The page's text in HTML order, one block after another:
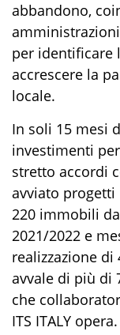
abbandono,
per identificare
accrescere la
locale.
In soli 15 mesi
investimenti
stretto accordi
avviato
220 immobili
2021/2022 e
realizzazione di
avvale di più di
che
ITS ITALY opera.